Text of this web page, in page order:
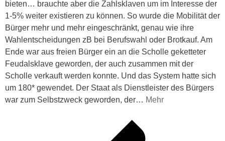
bieten… brauchte aber die Zahlsklaven um im Interesse der
1-5% weiter existieren zu können. So wurde die Mobilität der
Bürger mehr und mehr eingeschränkt, genau wie ihre
Wahlentscheidungen zB bei Berufswahl oder Brotkauf. Am
Ende war aus freien Bürger ein an die Scholle geketteter
Feudalsklave geworden, der auch zusammen mit der
Scholle verkauft werden konnte. Und das System hatte sich
um 180* gewendet. Der Staat als Dienstleister des Bürgers
war zum Selbstzweck geworden, der… Mehr